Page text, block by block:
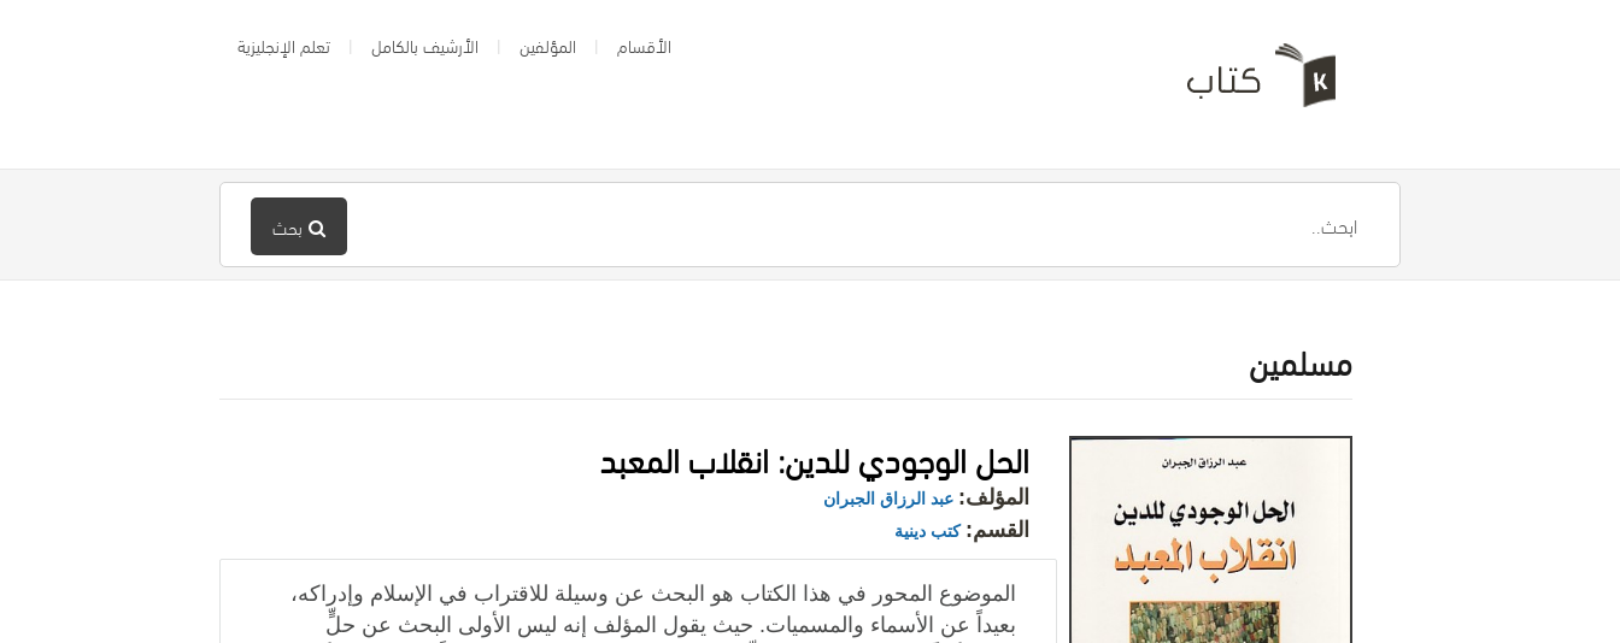
الأقسام المؤلفين الأرشيف بالكامل تعلم الإنجليزية
بحث
مسلمين
الحل الوجودي للدين: انقلاب المعبد
المؤلف: عبد الرزاق الجبران
القسم: كتب دينية
الموضوع المحور في هذا الكتاب هو البحث عن وسيلة للاقتراب في الإسلام وإدراكه،
بعيداً عن الأسماء والمسميات. حيث يقول المؤلف إنه ليس الأولى البحث عن حلٍّ